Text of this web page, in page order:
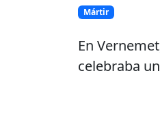
Mártir
En
celebraba